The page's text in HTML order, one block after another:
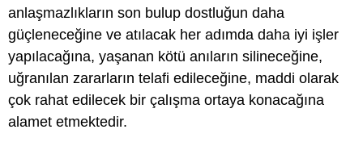
anlaşmazlıkların son bulup dostluğun daha
güçleneceğine ve atılacak her adımda daha iyi işler
yapılacağına, yaşanan kötü anıların silineceğine,
uğranılan zararların telafi edileceğine, maddi olarak
çok rahat edilecek bir çalışma ortaya konacağına
alamet etmektedir.